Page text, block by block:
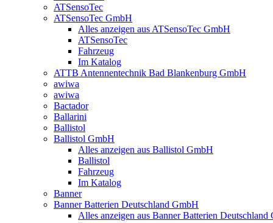
ATSensoTec
ATSensoTec GmbH
Alles anzeigen aus ATSensoTec GmbH
ATSensoTec
Fahrzeug
Im Katalog
ATTB Antennentechnik Bad Blankenburg GmbH
awiwa
awiwa
Bactador
Ballarini
Ballistol
Ballistol GmbH
Alles anzeigen aus Ballistol GmbH
Ballistol
Fahrzeug
Im Katalog
Banner
Banner Batterien Deutschland GmbH
Alles anzeigen aus Banner Batterien Deutschland